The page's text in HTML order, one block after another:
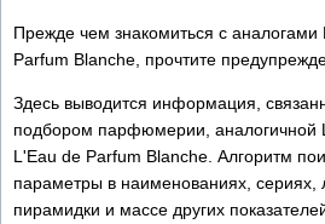
Прежде чем знакомиться с
Parfum Blanche, прочтите
Здесь выводится информация,
подбором парфюмерии, аналогичной
L'Eau de Parfum Blanche. Алгоритм
параметры в наименованиях, сериях,
пирамидки и массе других